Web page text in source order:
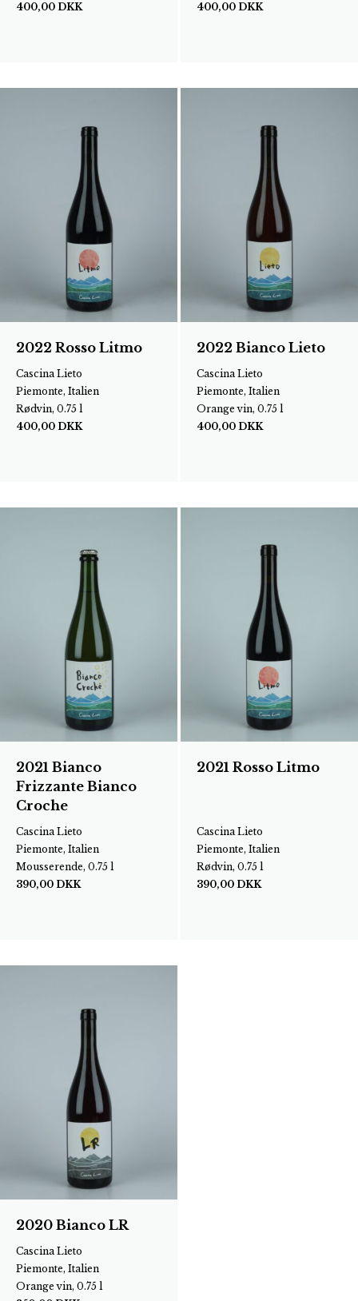
400,00 DKK
400,00 DKK
2022 Rosso Litmo
Cascina Lieto
Piemonte, Italien
Rødvin, 0.75 l
400,00 DKK
2022 Bianco Lieto
Cascina Lieto
Piemonte, Italien
Orange vin, 0.75 l
400,00 DKK
2021 Bianco
Frizzante Bianco
Croche
Cascina Lieto
Piemonte, Italien
Mousserende, 0.75 l
390,00 DKK
2021 Rosso Litmo
Cascina Lieto
Piemonte, Italien
Rødvin, 0.75 l
390,00 DKK
2020 Bianco LR
Cascina Lieto
Piemonte, Italien
Orange vin, 0.75 l